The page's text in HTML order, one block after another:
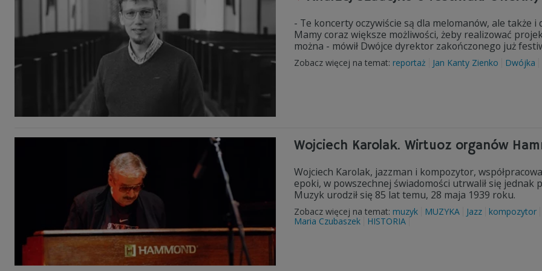
- Te koncerty oczywiście są dla melomanów, ale także
Mamy coraz większe możliwości, żeby realizować
można - mówił Dwójce dyrektor zakończonego już
Zobacz więcej na temat: reportaż Jan Kanty Zienko Dwójka
Wojciech Karolak. Wirtuoz organów
Wojciech Karolak, jazzman i kompozytor,
epoki, w powszechnej świadomości utrwalił się
Muzyk urodził się 85 lat temu, 28 maja 1939 roku.
Zobacz więcej na temat: muzyk MUZYKA Jazz
kompozytor
Maria Czubaszek
HISTORIA